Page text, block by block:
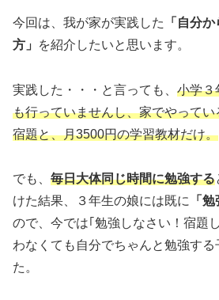
今回は、我が家が実践した
「自分
方」
を紹介したいと思います。
実践した・・・と言っても、 小学３
も行っていませんし、家でやって
宿題と、月3500円の学習教材だけ。
でも、 毎日大体同じ時間に勉強する
けた結果、３年生の娘には既に 「
ので、今では｢勉強しなさい！宿題
わなくても自分でちゃんと勉強する
た。